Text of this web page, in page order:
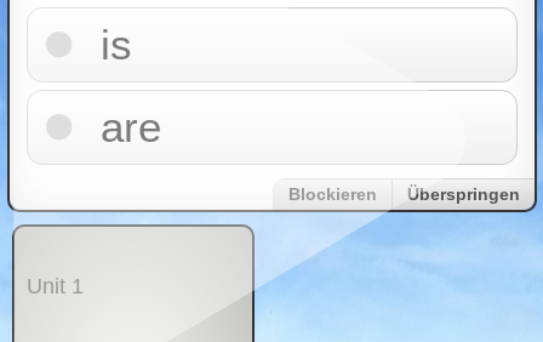
is
are
Blockieren Überspringen
Unit 1